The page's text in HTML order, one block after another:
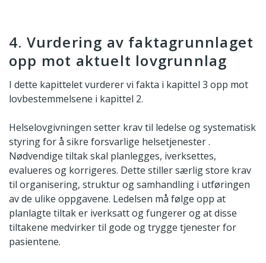
4. Vurdering av faktagrunnlaget
opp mot aktuelt lovgrunnlag
I dette kapittelet vurderer vi fakta i kapittel 3 opp mot
lovbestemmelsene i kapittel 2.
Helselovgivningen setter krav til ledelse og systematisk
styring for å sikre forsvarlige helsetjenester .
Nødvendige tiltak skal planlegges, iverksettes,
evalueres og korrigeres. Dette stiller særlig store krav
til organisering, struktur og samhandling i utføringen
av de ulike oppgavene. Ledelsen må følge opp at
planlagte tiltak er iverksatt og fungerer og at disse
tiltakene medvirker til gode og trygge tjenester for
pasientene.